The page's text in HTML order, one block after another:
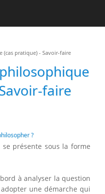
pratique) - Savoir-faire
faire
?
présente sous la forme
à analyser la question
une démarche qui